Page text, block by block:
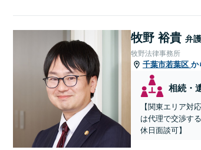
牧野 裕貴 弁
牧野法律事務所
千葉市若葉区 か
相続・
【関東エリア対
は代理で交渉す
休日面談可】